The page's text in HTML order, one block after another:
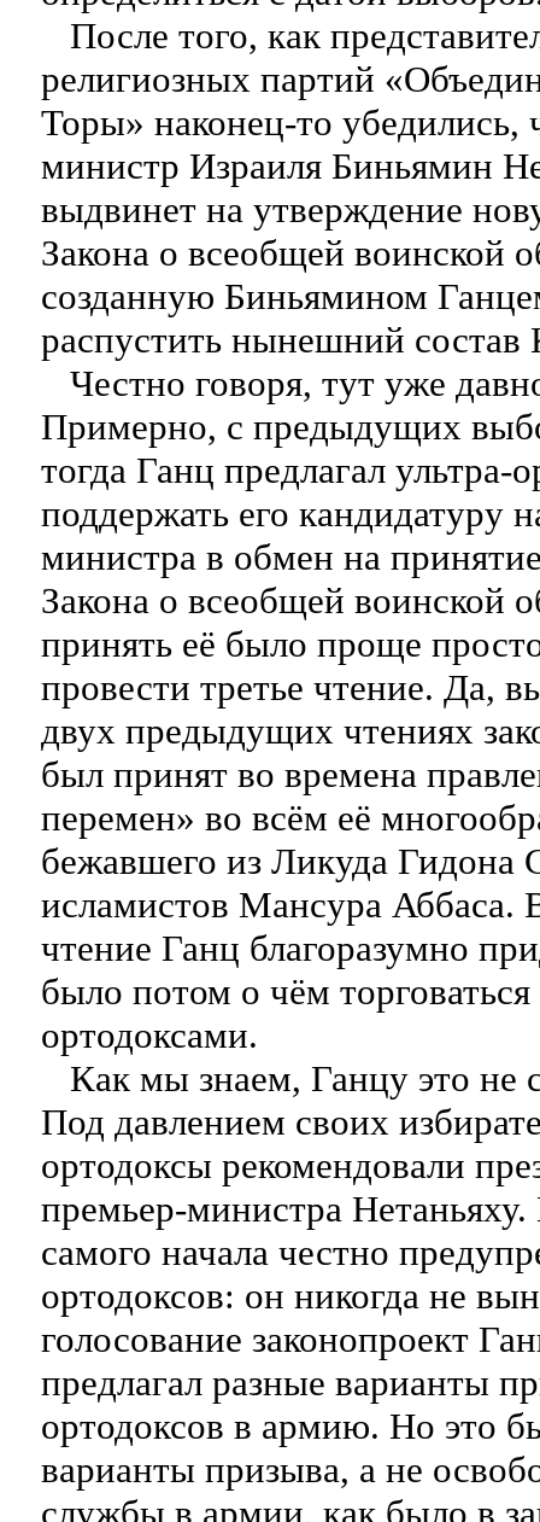
После того, как
религиозных партий
Торы» наконец-то убедились,
министр Израиля Биньямин
выдвинет на утверждение
Закона о всеобщей воинской
созданную Биньямином
распустить нынешний состав
Честно говоря, тут уже
Примерно, с предыдущих
тогда Ганц предлагал ультра-
поддержать его кандидатуру
министра в обмен на
Закона о всеобщей воинской
принять её было проще
провести третье чтение. Да,
двух предыдущих чтениях
был принят во времена
перемен» во всём её
бежавшего из Ликуда Гидона
исламистов Мансура Аббаса.
чтение Ганц благоразумно
было потом о чём торговаться
ортодоксами.
Как мы знаем, Ганцу это не
Под давлением своих
ортодоксы рекомендовали
премьер-министра
самого начала честно
ортодоксов: он никогда не
голосование законопроект
предлагал разные варианты
ортодоксов в армию. Но это
варианты призыва, а не
службы в армии, как было в